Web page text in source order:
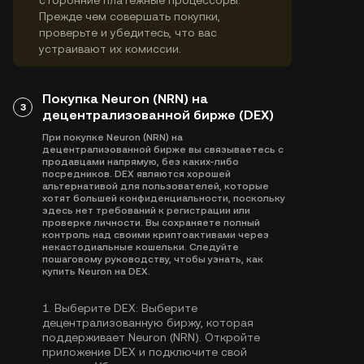
Прежде чем совершать покупки,
проверьте и убедитесь, что вас
устраивают их комиссии.
3
Покупка Neuron (NRN) на
децентрализованной бирже (DEX)
При покупке Neuron (NRN) на
децентрализованной бирже вы связываетесь с
продавцами напрямую, без каких-либо
посредников. DEX являются хорошей
альтернативой для пользователей, которые
хотят большей конфиденциальности, поскольку
здесь нет требований к регистрации или
проверке личности. Вы сохраняете полный
контроль над своими криптоактивами через
некастодиальные кошельки. Следуйте
пошаговому руководству, чтобы узнать, как
купить Neuron на DEX.
1. Выберите DEX: Выберите
децентрализованную биржу, которая
поддерживает Neuron (NRN). Откройте
приложение DEX и подключите свой